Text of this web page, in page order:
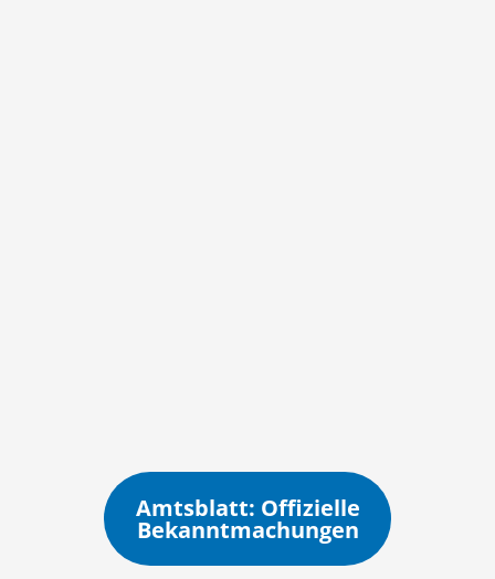
Amtsblatt: Offizielle
Bekanntmachungen